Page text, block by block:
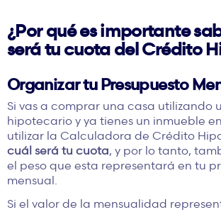
¿Por qué es importante
será tu cuota del Crédito
Organizar tu Presupuesto
Si vas a comprar una casa utilizando
hipotecario y ya tienes un inmueble
utilizar la Calculadora de Crédito
cuál será tu cuota, y por lo tanto,
el peso que esta representará en tu
mensual.
Si el valor de la mensualidad